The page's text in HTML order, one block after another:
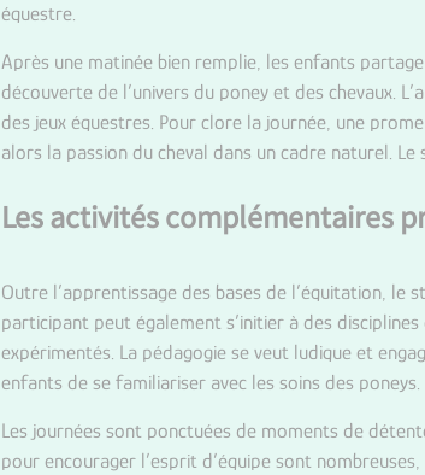
équestre.
Après une matinée bien remplie, les enfants
découverte de l’univers du poney et des chevaux.
des jeux équestres. Pour clore la journée, une
alors la passion du cheval dans un cadre naturel.
Les activités complémentaires
Outre l’apprentissage des bases de l’équitation, le
participant peut également s’initier à des
expérimentés. La pédagogie se veut ludique et
enfants de se familiariser avec les soins des poneys.
Les journées sont ponctuées de moments de
pour encourager l’esprit d’équipe sont